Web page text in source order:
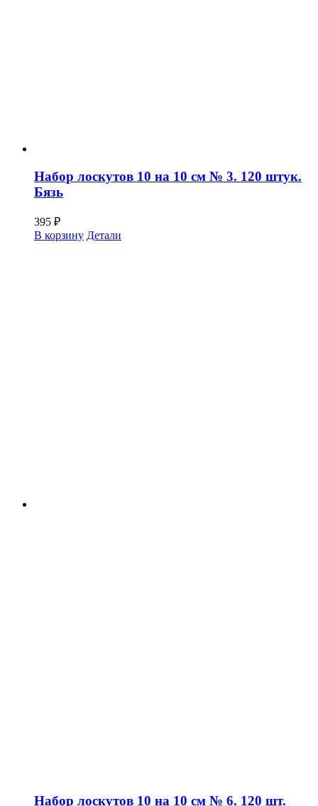
Набор лоскутов 10 на 10 см № 3. 120 штук.
Бязь
395 ₽
В корзину Детали
Набор лоскутов 10 на 10 см № 6. 120 шт.